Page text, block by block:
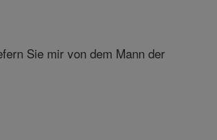
Sie mir von dem Mann der